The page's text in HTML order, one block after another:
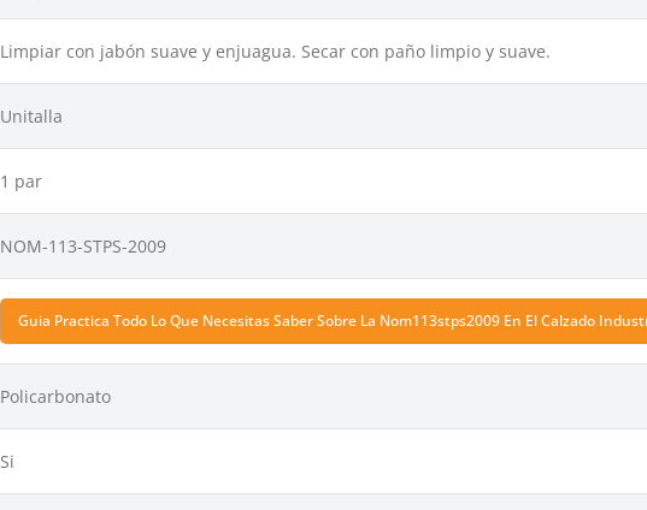
Limpiar con jabón suave y enjuagua. Secar con paño limpio y suave.
Unitalla
1 par
NOM-113-STPS-2009
Guia Practica Todo Lo Que Necesitas Saber Sobre La Nom113stps2009 En El Calzado
Policarbonato
Si